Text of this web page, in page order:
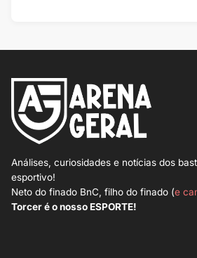
Análises, curiosidades e notícias dos
esportivo!
Neto do finado BnC, filho do finado (e
Torcer é o nosso ESPORTE!